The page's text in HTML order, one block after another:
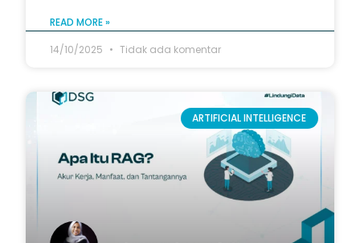
READ MORE »
14/10/2025
Tidak ada komentar
ARTIFICIAL INTELLIGENCE